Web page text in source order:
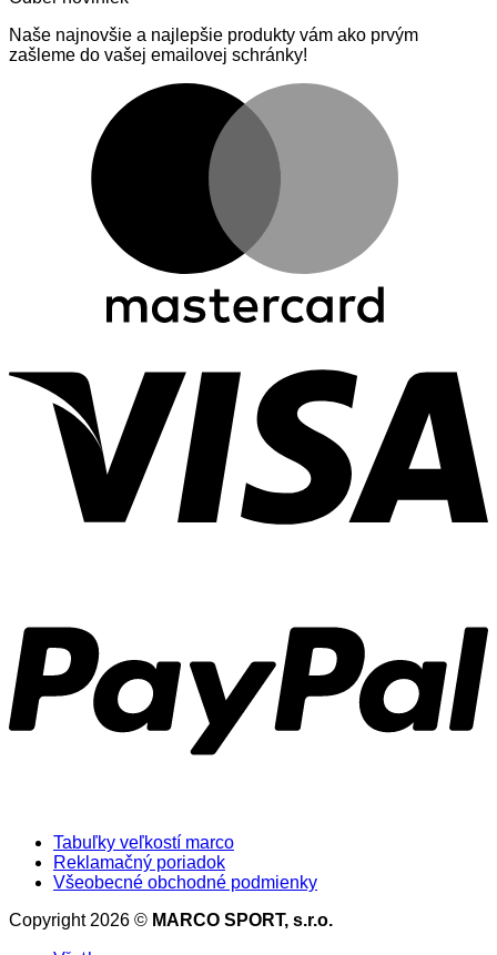
Naše najnovšie a najlepšie produkty vám ako prvým
zašleme do vašej emailovej schránky!
Tabuľky veľkostí marco
Reklamačný poriadok
Všeobecné obchodné podmienky
Copyright 2026 © MARCO SPORT, s.r.o.